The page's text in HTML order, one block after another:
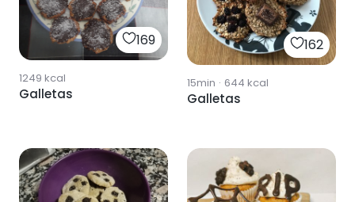
169
1249 kcal
Galletas
162
15min · 644 kcal
Galletas